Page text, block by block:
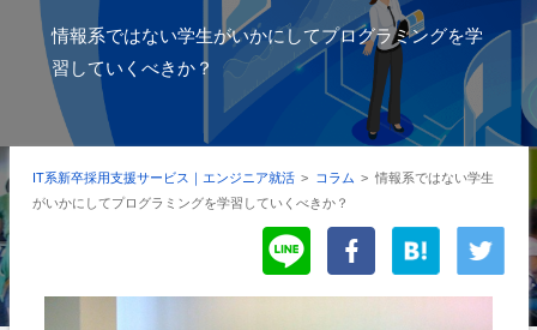
情報系ではない学生がいかにしてプログラミングを学
習していくべきか？
IT系新卒採用支援サービス｜エンジニア就活 > コラム > 情報系ではない学生
がいかにしてプログラミングを学習していくべきか？